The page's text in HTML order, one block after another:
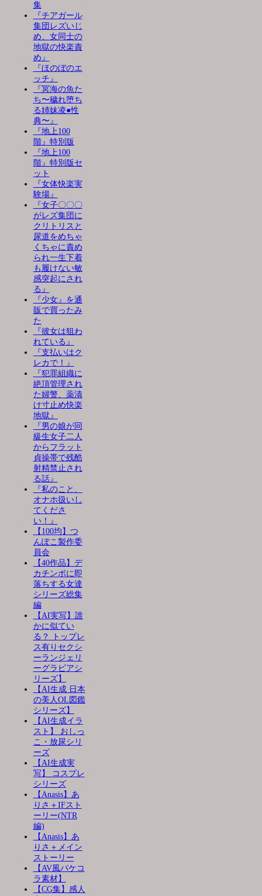
集
『チアガール
集団レズいじ
め、女同士の
地獄の快楽責
め』
『ほのぼのエ
ッチ』
『冥海の魚た
ち〜穢れ堕ち
る姉妹凌●性
典〜』
『地上100
階』特別版
『地上100
階』特別版セ
ット
『女体快楽実
験場』
『女子〇〇〇
がレズ集団に
クリトリスと
尿道をめちゃ
くちゃに責め
られ一生下着
も履けない敏
感突起にされ
る』
『少女』を通
販で買ったみ
た
『彼女は狙わ
れている』
『支払いはク
レカで！』
『犯罪組織に
絶頂管理され
た婦警、薬漬
け寸止め快楽
地獄』
『男の娘が同
級生女子二人
からフラット
貞操帯で残酷
射精禁止され
る話』
『私のこと、
オナホ扱いし
てくださ
い！』
【100均】つ
んぽこ製作委
員会
【40作品】デ
カチンポに即
落ちする女達
シリーズ総集
編
【AI実写】誰
かに似てい
る？ トップレ
ス有りセクシ
ーランジェリ
ーグラビアシ
リーズ】
【AI生成 日本
の美人OL図鑑
シリーズ】
【AI生成イラ
スト】 おしっ
こ・放尿シリ
ーズ
【AI生成実
写】 コスプレ
シリーズ
【Anasis】あ
りさ＋IFスト
ーリー(NTR
編)
【Anasis】あ
りさ＋メイン
ストーリー
【AV風パケコ
ラ素材】
【CG集】感人